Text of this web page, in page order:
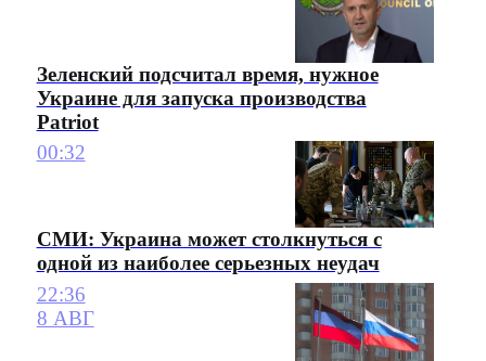
Зеленский подсчитал время, нужное
Украине для запуска производства
Patriot
00:32
СМИ: Украина может столкнуться с
одной из наиболее серьезных неудач
22:36
8 АВГ